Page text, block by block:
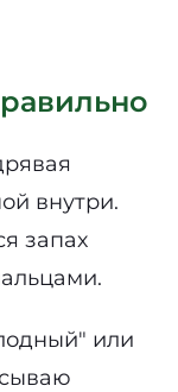
внутри.
запах
или